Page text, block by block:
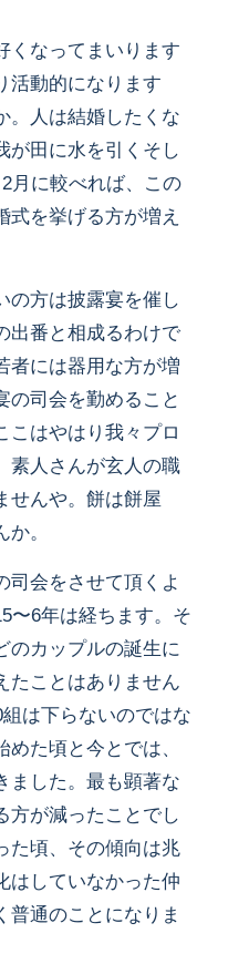
なってまいります
活動的になります
。人は結婚したくな
が田に水を引くそし
月に較べれば、この
式を挙げる方が増え
方は披露宴を催し
出番と相成るわけで
者には器用な方が増
の司会を勤めること
こはやはり我々プロ
素人さんが玄人の職
せんや。餅は餅屋
。
会をさせて頂くよ
〜6年は経ちます。そ
のカップルの誕生に
たことはありません
は下らないのではな
た頃と今とでは、
ました。最も顕著な
方が減ったことでし
た頃、その傾向は兆
はしていなかった仲
普通のことになりま